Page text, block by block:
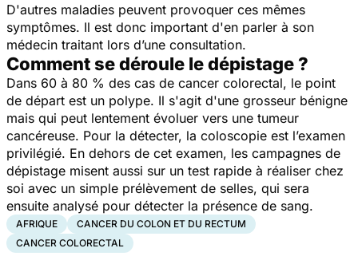
D'autres maladies peuvent provoquer ces mêmes
symptômes. Il est donc important d'en parler à son
médecin traitant lors d’une consultation.
Comment se déroule le dépistage ?
Dans 60 à 80 % des cas de cancer colorectal, le point
de départ est un polype. Il s'agit d'une grosseur bénigne
mais qui peut lentement évoluer vers une tumeur
cancéreuse. Pour la détecter, la coloscopie est l’examen
privilégié. En dehors de cet examen, les campagnes de
dépistage misent aussi sur un test rapide à réaliser chez
soi avec un simple prélèvement de selles, qui sera
ensuite analysé pour détecter la présence de sang.
AFRIQUE
CANCER DU COLON ET DU RECTUM
CANCER COLORECTAL